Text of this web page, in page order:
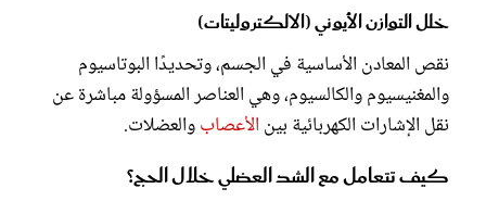
خلل التوازن الأيوني (الالكتروليتات)
نقص المعادن الأساسية في الجسم، وتحديدًا البوتاسيوم
والمغنيسيوم والكالسيوم، وهي العناصر المسؤولة مباشرة عن
نقل الإشارات الكهربائية بين الأعصابوالعضلات.
كيف تتعامل مع الشد العضلي خلال الحج؟